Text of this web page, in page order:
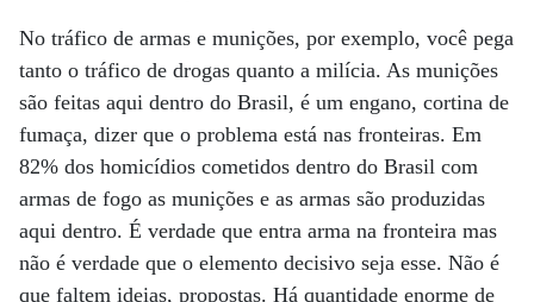
No tráfico de armas e munições, por exemplo, você pega
tanto o tráfico de drogas quanto a milícia. As munições
são feitas aqui dentro do Brasil, é um engano, cortina de
fumaça, dizer que o problema está nas fronteiras. Em
82% dos homicídios cometidos dentro do Brasil com
armas de fogo as munições e as armas são produzidas
aqui dentro. É verdade que entra arma na fronteira mas
não é verdade que o elemento decisivo seja esse. Não é
que faltem ideias, propostas. Há quantidade enorme de